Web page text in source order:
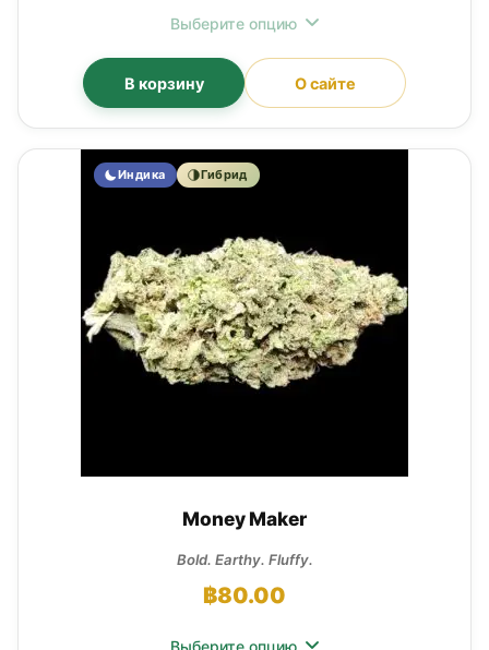
Выберите опцию
В корзину О сайте
Money Maker
Bold. Earthy. Fluffy.
฿80.00
Индика Гибрид
Выберите опцию